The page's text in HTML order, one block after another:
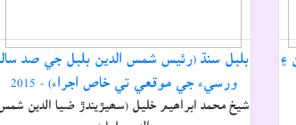
بلبل سنڌ (رئيس شمس الدين بلبل جي صد سالہ
ورسيء جي موقعي تي خاص اجراء) - 2015
شيخ محمد ابراھيم خليل (سھيڙيندڙ ضيا الدين شمس
الدين بلبل)
۽